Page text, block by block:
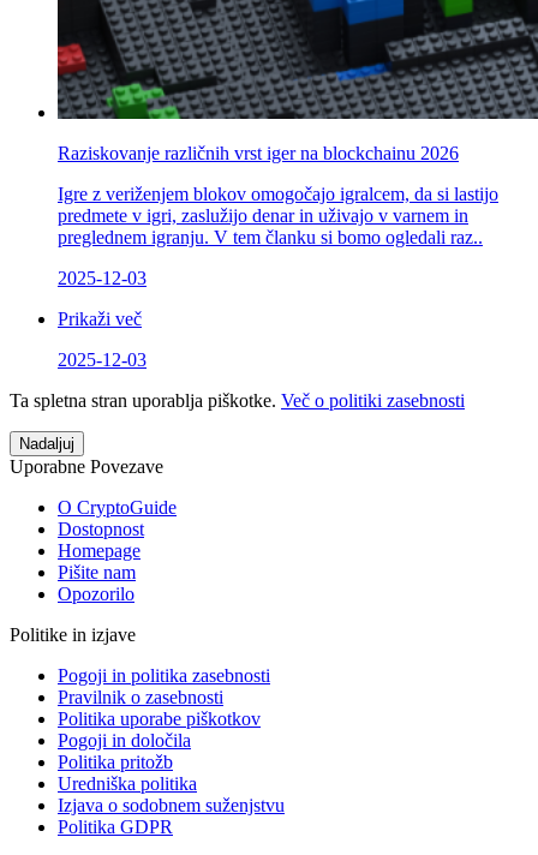
Raziskovanje različnih vrst iger na blockchainu 2026
Igre z veriženjem blokov omogočajo igralcem, da si lastijo
predmete v igri, zaslužijo denar in uživajo v varnem in
preglednem igranju. V tem članku si bomo ogledali raz..
2025-12-03
Prikaži več
2025-12-03
Ta spletna stran uporablja piškotke. Več o politiki zasebnosti
Nadaljuj
Uporabne Povezave
O CryptoGuide
Dostopnost
Homepage
Pišite nam
Opozorilo
Politike in izjave
Pogoji in politika zasebnosti
Pravilnik o zasebnosti
Politika uporabe piškotkov
Pogoji in določila
Politika pritožb
Uredniška politika
Izjava o sodobnem suženjstvu
Politika GDPR